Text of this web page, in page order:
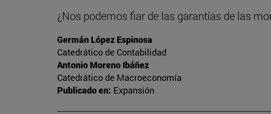
¿Nos podemos fiar de las garantías de las
Germán López Espinosa
Catedrático de Contabilidad
Antonio Moreno Ibáñez
Catedrático de Macroeconomía
Publicado en: Expansión